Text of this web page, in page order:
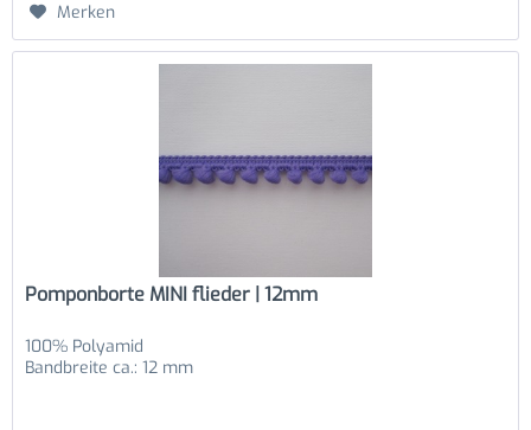
Merken
Pomponborte MINI flieder | 12mm
100% Polyamid
Bandbreite ca.: 12 mm